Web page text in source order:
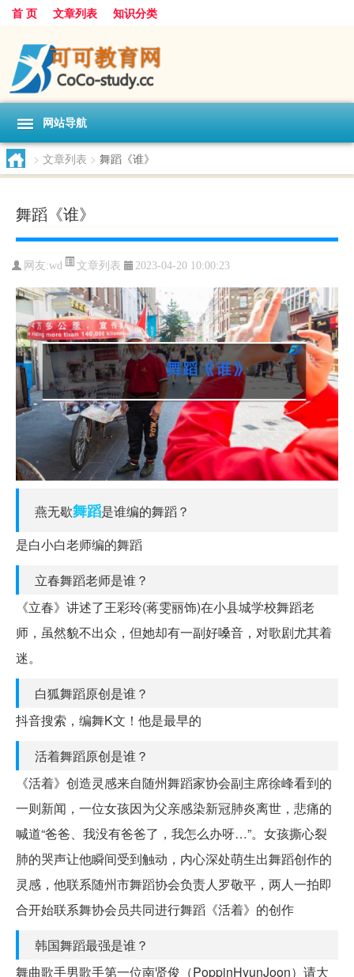
首 页 文章列表 知识分类
网站导航
> 文章列表 > 舞蹈《谁》
舞蹈《谁》
网友:wd 文章列表 2023-04-20 10:00:23
燕无歇舞蹈是谁编的舞蹈？
是白小白老师编的舞蹈
立春舞蹈老师是谁？
《立春》讲述了王彩玲(蒋雯丽饰)在小县城学校舞蹈老
师，虽然貌不出众，但她却有一副好嗓音，对歌剧尤其着
迷。
白狐舞蹈原创是谁？
抖音搜索，编舞K文！他是最早的
活着舞蹈原创是谁？
《活着》创造灵感来自随州舞蹈家协会副主席徐峰看到的
一则新闻，一位女孩因为父亲感染新冠肺炎离世，悲痛的
喊道“爸爸、我没有爸爸了，我怎么办呀…”。女孩撕心裂
肺的哭声让他瞬间受到触动，内心深处萌生出舞蹈创作的
灵感，他联系随州市舞蹈协会负责人罗敬平，两人一拍即
合开始联系舞协会员共同进行舞蹈《活着》的创作
韩国舞蹈最强是谁？
舞曲歌手男歌手第一位南贤俊（PoppinHyunJoon）请大